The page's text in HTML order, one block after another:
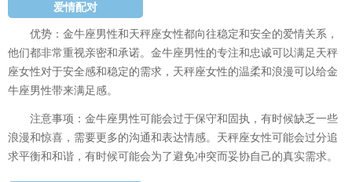
爱情配对
优势：金牛座男性和天秤座女性都向往稳定和安全的爱情关系，
他们都非常重视亲密和承诺。金牛座男性的专注和忠诚可以满足天秤
座女性对于安全感和稳定的需求，天秤座女性的温柔和浪漫可以给金
牛座男性带来满足感。
注意事项：金牛座男性可能会过于保守和固执，有时候缺乏一些
浪漫和惊喜，需要更多的沟通和表达情感。天秤座女性可能会过分追
求平衡和和谐，有时候可能会为了避免冲突而妥协自己的真实需求。